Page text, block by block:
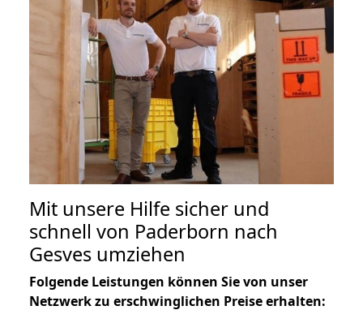
Mit unsere Hilfe sicher und
schnell von Paderborn nach
Gesves umziehen
Folgende Leistungen können Sie von unser
Netzwerk zu erschwinglichen Preise erhalten: